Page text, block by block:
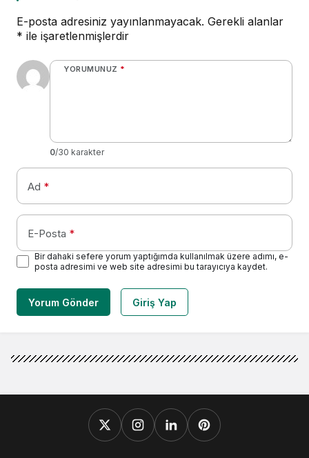
E-posta adresiniz yayınlanmayacak. Gerekli alanlar
* ile işaretlenmişlerdir
YORUMUNUZ *
0/30 karakter
Ad *
E-Posta *
Bir dahaki sefere yorum yaptığımda kullanılmak üzere adımı, e-
posta adresimi ve web site adresimi bu tarayıcıya kaydet.
Yorum Gönder Giriş Yap